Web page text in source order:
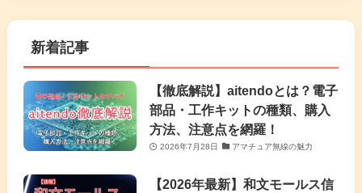
新着記事
【徹底解説】aitendoとは？電子
部品・工作キットの種類、購入
方法、注意点を網羅！
2026年7月28日 アマチュア無線の魅力
【2026年最新】和文モールス信